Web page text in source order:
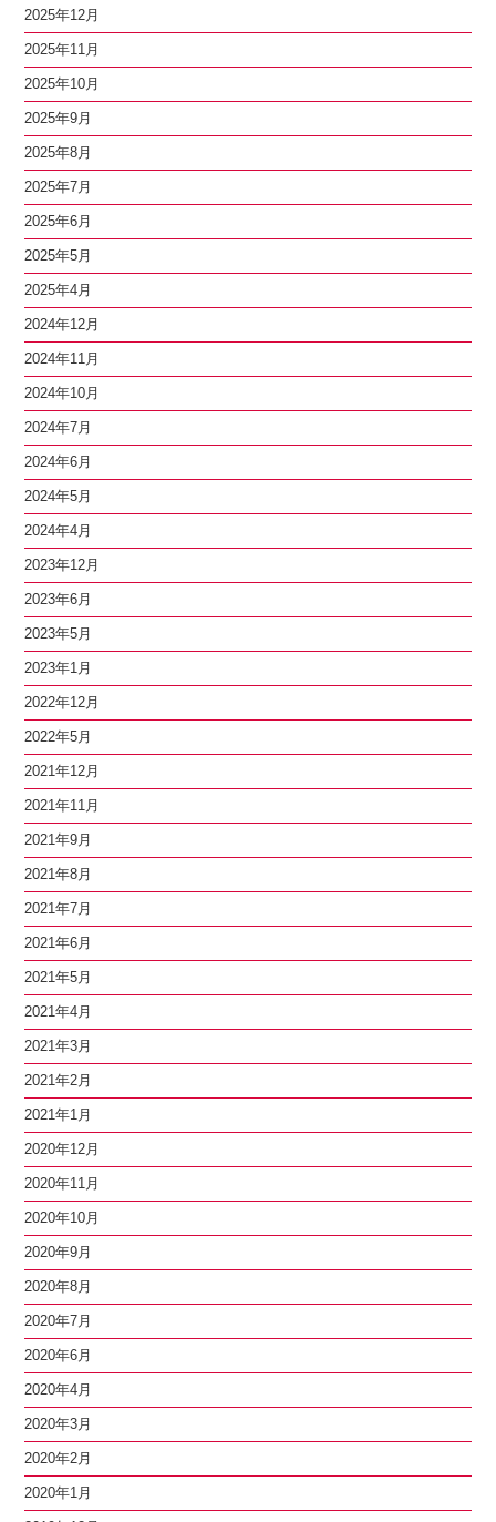
2025年12月
2025年11月
2025年10月
2025年9月
2025年8月
2025年7月
2025年6月
2025年5月
2025年4月
2024年12月
2024年11月
2024年10月
2024年7月
2024年6月
2024年5月
2024年4月
2023年12月
2023年6月
2023年5月
2023年1月
2022年12月
2022年5月
2021年12月
2021年11月
2021年9月
2021年8月
2021年7月
2021年6月
2021年5月
2021年4月
2021年3月
2021年2月
2021年1月
2020年12月
2020年11月
2020年10月
2020年9月
2020年8月
2020年7月
2020年6月
2020年4月
2020年3月
2020年2月
2020年1月